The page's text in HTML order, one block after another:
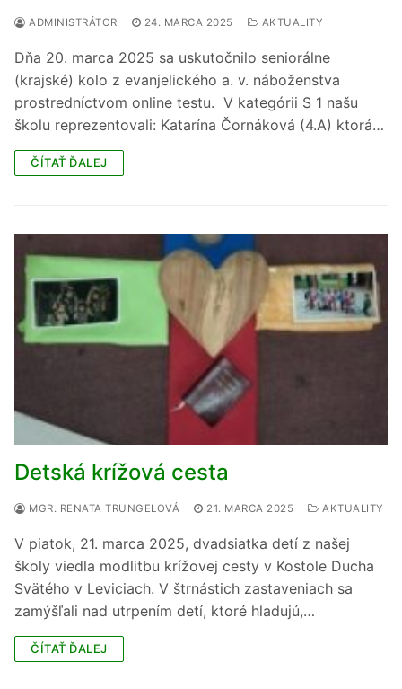
ADMINISTRÁTOR 24. MARCA 2025 AKTUALITY
Dňa 20. marca 2025 sa uskutočnilo seniorálne
(krajské) kolo z evanjelického a. v. náboženstva
prostredníctvom online testu. V kategórii S 1 našu
školu reprezentovali: Katarína Čornáková (4.A) ktorá…
ČÍTAŤ ĎALEJ
Detská krížová cesta
MGR. RENATA TRUNGELOVÁ 21. MARCA 2025 AKTUALITY
V piatok, 21. marca 2025, dvadsiatka detí z našej
školy viedla modlitbu krížovej cesty v Kostole Ducha
Svätého v Leviciach. V štrnástich zastaveniach sa
zamýšľali nad utrpením detí, ktoré hladujú,…
ČÍTAŤ ĎALEJ